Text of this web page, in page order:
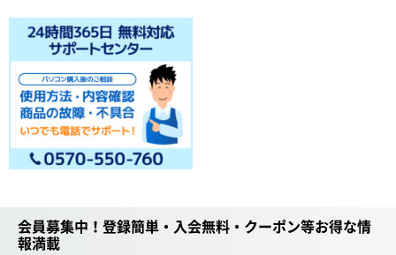
会員募集中！登録簡単・入会無料・クーポン等お得な情
報満載